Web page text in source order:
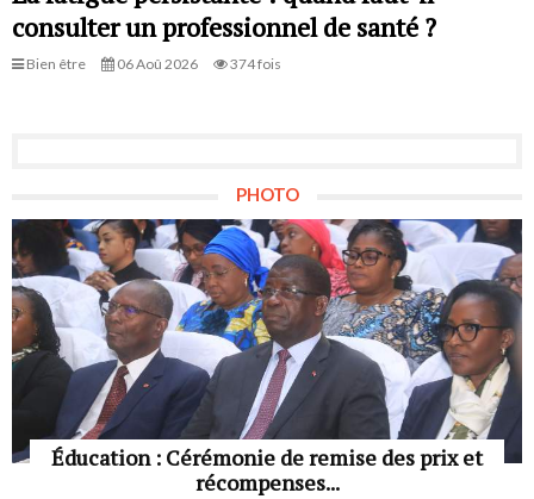
consulter un professionnel de santé ?
Bien être 06 Aoû 2026 374 fois
PHOTO
Éducation : Cérémonie de remise des prix et
récompenses...